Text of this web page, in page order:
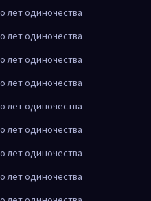
лет одиночества
лет одиночества
лет одиночества
лет одиночества
лет одиночества
лет одиночества
лет одиночества
лет одиночества